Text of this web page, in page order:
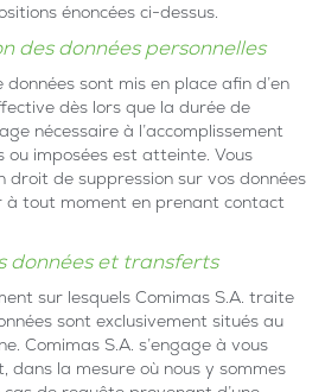
énoncées ci-dessus.
des données personnelles
sont mis en place afin d’en
dès lors que la durée de
nécessaire à l’accomplissement
ou imposées est atteinte. Vous
droit de suppression sur vos données
à tout moment en prenant contact
données et transferts
sur lesquels Comimas S.A. traite
sont exclusivement situés au
Comimas S.A. s’engage à vous
dans la mesure où nous y sommes